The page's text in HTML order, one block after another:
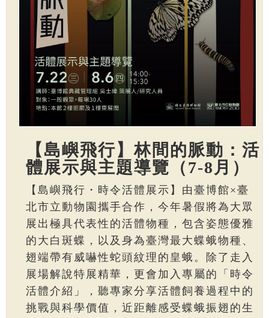
【島嶼飛行】林間的脈動：活
體展示與主題導覽（7-8月）
【島嶼飛行・時令活體展示】由臺博館×臺
北市立動物園攜手合作，今年暑假將為大眾
展出極具代表性的活體物種，包含姿態優雅
的大白斑蝶，以及身為臺灣最大蝶蛾物種、
翅端帶有威嚇性蛇頭紋理的皇蛾。除了走入
展場解說特展精華，更會加入專屬的「時令
活體介紹」，聽專家分享活體飼養過程中的
挑戰與科學價值，近距離感受蝶蛾振翅的生